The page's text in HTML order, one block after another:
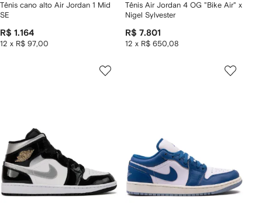
Tênis cano alto Air Jordan 1 Mid
SE
R$ 1.164
12 x R$ 97,00
Tênis Air Jordan 4 OG "Bike Air" x
Nigel Sylvester
R$ 7.801
12 x R$ 650,08